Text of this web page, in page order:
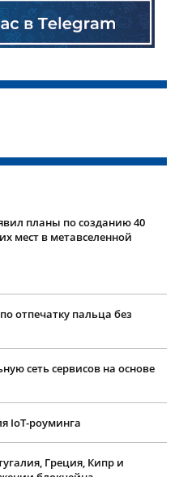
планы по созданию 40
мест в метавселенной
отпечатку пальца без
сеть сервисов на основе
IoT-роуминга
Греция, Кипр и